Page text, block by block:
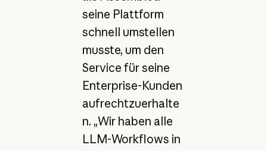
seine Plattform
schnell umstellen
musste, um den
Service für seine
Enterprise-Kunden
aufrechtzuerhalte
n. „Wir haben alle
LLM-Workflows in